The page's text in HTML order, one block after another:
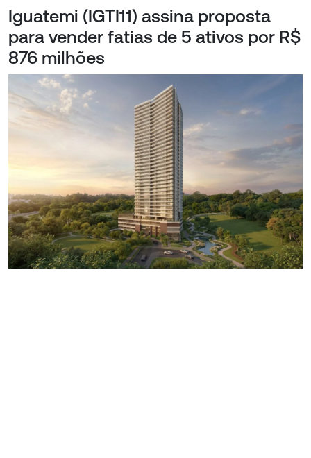
Iguatemi (IGTI11) assina proposta
para vender fatias de 5 ativos por R$
876 milhões